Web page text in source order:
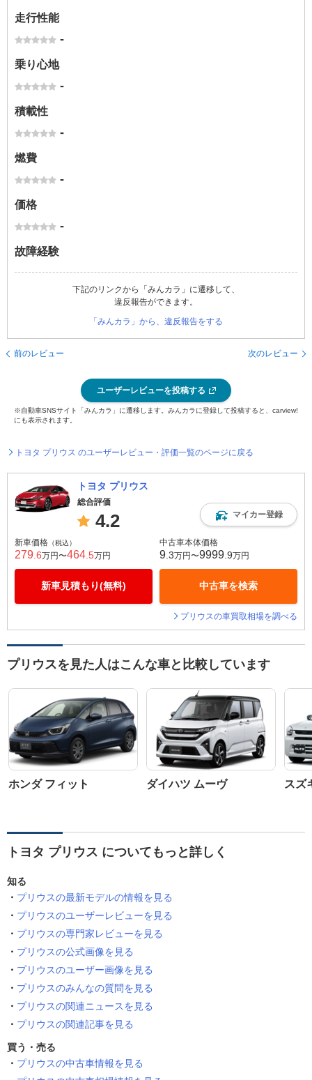
走行性能
-
乗り心地
-
積載性
-
燃費
-
価格
-
故障経験
下記のリンクから「みんカラ」に遷移して、
違反報告ができます。
「みんカラ」から、違反報告をする
前のレビュー 次のレビュー
ユーザーレビューを投稿する
※自動車SNSサイト「みんカラ」に遷移します。みんカラに登録して投稿すると、carview!
にも表示されます。
トヨタ プリウス のユーザーレビュー・評価一覧のページに戻る
トヨタ プリウス
総合評価
4.2 マイカー登録
新車価格 （税込）
279 .6万円〜464 .5万円
新車見積もり(無料)
中古車本体価格
9 .3万円〜9999 .9万円
中古車を検索
プリウスの車買取相場を調べる
プリウスを見た人はこんな車と比較しています
ホンダ フィット ダイハツ ムーヴ スズ
トヨタ プリウス についてもっと詳しく
知る
プリウスの最新モデルの情報を見る
プリウスのユーザーレビューを見る
プリウスの専門家レビューを見る
プリウスの公式画像を見る
プリウスのユーザー画像を見る
プリウスのみんなの質問を見る
プリウスの関連ニュースを見る
プリウスの関連記事を見る
買う・売る
プリウスの中古車情報を見る